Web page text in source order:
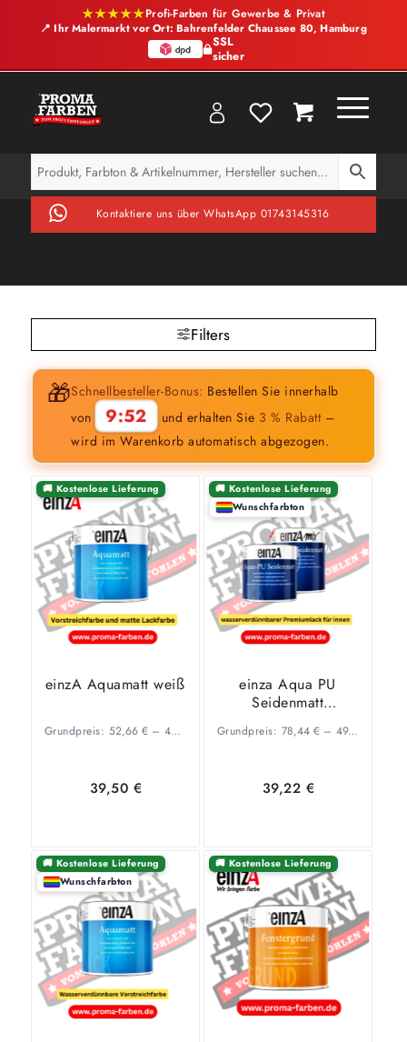
★★★★★Profi-Farben für Gewerbe & Privat
📍 Ihr Malermarkt vor Ort: Bahrenfelder Chaussee 80, Hamburg
SSL
sicher
Kontaktiere uns über WhatsApp 01743145316
Filters
🎁Schnellbesteller-Bonus: Bestellen Sie innerhalb
von
9:51 und erhalten Sie 3 % Rabatt –
wird im Warenkorb automatisch abgezogen.
🚚 Kostenlose Lieferung
einzA Aquamatt weiß
Grundpreis: 52,66 €–42,22 /l
39,50 €
🚚 Kostenlose Lieferung
Wunschfarbton
einza Aqua PU
Seidenmatt
Wunschfarbton
Grundpreis: 78,44 €–49,93
39,22 €
🚚 Kostenlose Lieferung
Wunschfarbton
🚚 Kostenlose Lieferung